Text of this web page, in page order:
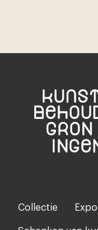
Footer-
menu
Collectie